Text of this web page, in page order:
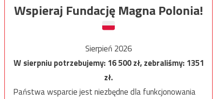
Wspieraj Fundację Magna Polonia!
Sierpień 2026
W sierpniu potrzebujemy:16 500zł, zebraliśmy:1351
zł.
Państwa wsparcie jest niezbędne dla funkcjonowania